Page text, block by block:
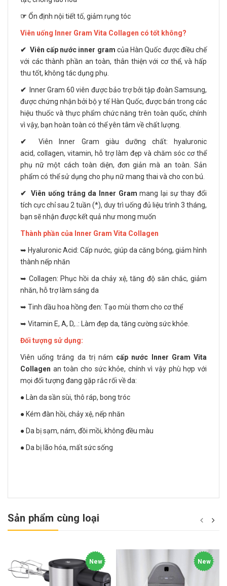
☞ Ổn định nội tiết tố, giảm rụng tóc
Viên uống Inner Gram Vita Collagen có tốt không?
✔ Viên cấp nước inner gram của Hàn Quốc được điều chế
với các thành phần an toàn, thân thiện với cơ thể, và hấp
thu tốt, không tác dụng phụ.
✔
Inner Gram 60 viên được bảo trợ bởi tập đoàn Samsung,
được chứng nhận bởi bộ y tế Hàn Quốc, được bán trong các
hiệu thuốc và thực phẩm chức năng trên toàn quốc, chính
vì vậy, bạn hoàn toàn có thể yên tâm về chất lượng.
✔
Viên Inner Gram giàu dưỡng chất: hyaluronic
acid, collagen, vitamin, hỗ trợ làm đẹp và chăm sóc cơ thể
phụ nữ một cách toàn diện, đơn giản mà an toàn. Sản
phẩm có thể sử dụng cho phụ nữ mang thai và cho con bú.
✔ Viên uống trắng da Inner Gram mang lại sự thay đổi
tích cực chỉ sau 2 tuần (*), duy trì uống đủ liệu trình 3 tháng,
bạn sẽ nhận được kết quả như mong muốn
Thành phần của Inner Gram Vita Collagen
➥ Hyaluronic Acid: Cấp nước, giúp da căng bóng, giảm hình
thành nếp nhăn
➥ Collagen: Phục hồi da chảy xệ, tăng độ săn chắc, giảm
nhăn, hỗ trợ làm sáng da
➥ Tinh dầu hoa hồng đen: Tạo mùi thơm cho cơ thể
➥ Vitamin E, A, D,..: Làm đẹp da, tăng cường sức khỏe.
Đối tượng sử dụng:
Viên uống trắng da trị nám cấp nước Inner Gram Vita
Collagen an toàn cho sức khỏe, chính vì vậy phù hợp với
mọi đối tượng đang gặp rắc rối về da:
● Làn da sần sùi, thô ráp, bong tróc
● Kém đàn hồi, chảy xệ, nếp nhăn
● Da bị sạm, nám, đồi mồi, không đều màu
● Da bị lão hóa, mất sức sống
Sản phẩm cùng loại
New New